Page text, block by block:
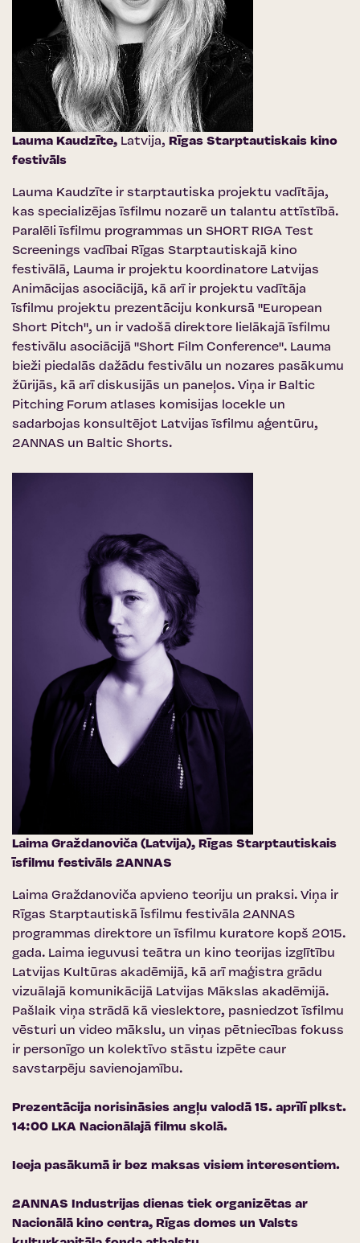
Lauma Kaudzīte, Latvija, Rīgas Starptautiskais kino
festivāls
Lauma Kaudzīte ir starptautiska projektu vadītāja,
kas specializējas īsfilmu nozarē un talantu attīstībā.
Paralēli īsfilmu programmas un SHORT RIGA Test
Screenings vadībai Rīgas Starptautiskajā kino
festivālā, Lauma ir projektu koordinatore Latvijas
Animācijas asociācijā, kā arī ir projektu vadītāja
īsfilmu projektu prezentāciju konkursā "European
Short Pitch", un ir vadošā direktore lielākajā īsfilmu
festivālu asociācijā "Short Film Conference". Lauma
bieži piedalās dažādu festivālu un nozares pasākumu
žūrijās, kā arī diskusijās un paneļos. Viņa ir Baltic
Pitching Forum atlases komisijas locekle un
sadarbojas konsultējot Latvijas īsfilmu aģentūru,
2ANNAS un Baltic Shorts.
Laima Graždanoviča (Latvija), Rīgas Starptautiskais
īsfilmu festivāls 2ANNAS
Laima Graždanoviča apvieno teoriju un praksi. Viņa ir
Rīgas Starptautiskā Īsfilmu festivāla 2ANNAS
programmas direktore un īsfilmu kuratore kopš 2015.
gada. Laima ieguvusi teātra un kino teorijas izglītību
Latvijas Kultūras akadēmijā, kā arī maģistra grādu
vizuālajā komunikācijā Latvijas Mākslas akadēmijā.
Pašlaik viņa strādā kā vieslektore, pasniedzot īsfilmu
vēsturi un video mākslu, un viņas pētniecības fokuss
ir personīgo un kolektīvo stāstu izpēte caur
savstarpēju savienojamību.
Prezentācija norisināsies angļu valodā 15. aprīlī plkst.
14:00 LKA Nacionālajā filmu skolā.
Ieeja pasākumā ir bez maksas visiem interesentiem.
2ANNAS Industrijas dienas tiek organizētas ar
Nacionālā kino centra, Rīgas domes un Valsts